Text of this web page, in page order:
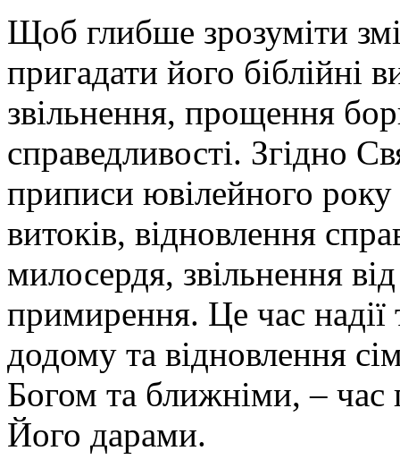
Щоб глибше зрозуміти
пригадати його біблійні
звільнення, прощення
справедливості. Згідно
приписи ювілейного
витоків, відновлення
милосердя, звільнення
примирення. Це час
додому та відновлення
Богом та ближніми, – час
Його дарами.